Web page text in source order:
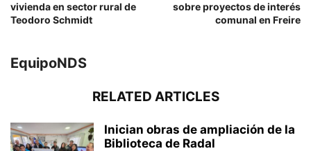
vivienda en sector rural de
Teodoro Schmidt
sobre proyectos de interés
comunal en Freire
EquipoNDS
RELATED ARTICLES
Inician obras de ampliación de la
Biblioteca de Radal